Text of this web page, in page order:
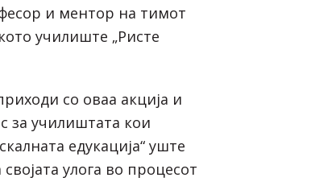
и ментор на тимот
училиште „Ристе
со оваа акција и
за училиштата кои
едукација“ уште
улога во процесот